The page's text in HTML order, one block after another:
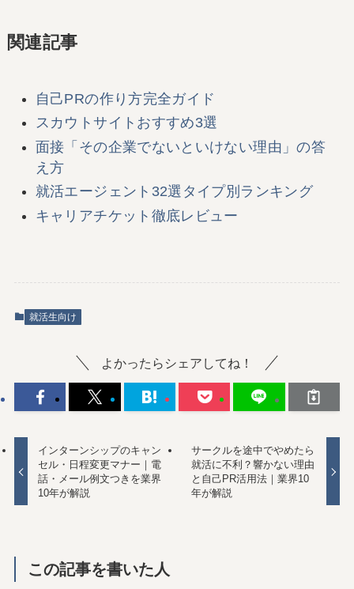
関連記事
自己PRの作り方完全ガイド
スカウトサイトおすすめ3選
面接「その企業でないといけない理由」の答
え方
就活エージェント32選タイプ別ランキング
キャリアチケット徹底レビュー
就活生向け
よかったらシェアしてね！
インターンシップのキャン
セル・日程変更マナー｜電
話・メール例文つきを業界
10年が解説
サークルを途中でやめたら
就活に不利？響かない理由
と自己PR活用法｜業界10
年が解説
この記事を書いた人